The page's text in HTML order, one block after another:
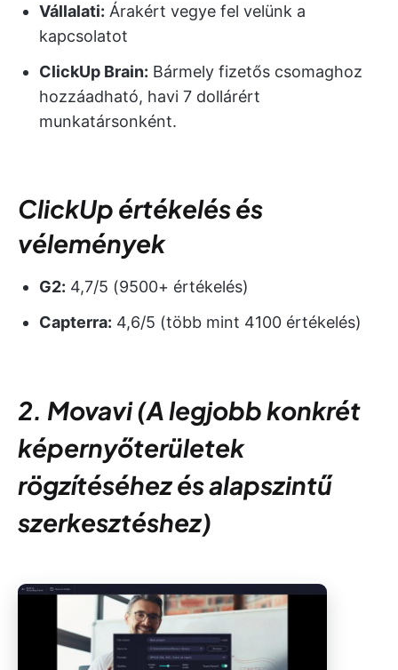
Vállalati: Árakért vegye fel velünk a
kapcsolatot
ClickUp Brain: Bármely fizetős csomaghoz
hozzáadható, havi 7 dollárért
munkatársonként.
ClickUp értékelés és
vélemények
G2: 4,7/5 (9500+ értékelés)
Capterra: 4,6/5 (több mint 4100 értékelés)
2. Movavi(A legjobb konkrét
képernyőterületek
rögzítéséhez és alapszintű
szerkesztéshez)